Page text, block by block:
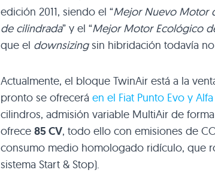
edición 2011, siendo el “Mejor Nuevo Motor
de cilindrada” y el “Mejor Motor Ecológico
que el downsizingsin hibridación todavía
Actualmente, el bloque TwinAir está a la
pronto se ofrecerá en el Fiat Punto Evo y
cilindros, admisión variable MultiAir de
ofrece 85 CV, todo ello con emisiones de
consumo medio homologado ridículo, que
sistema Start & Stop).